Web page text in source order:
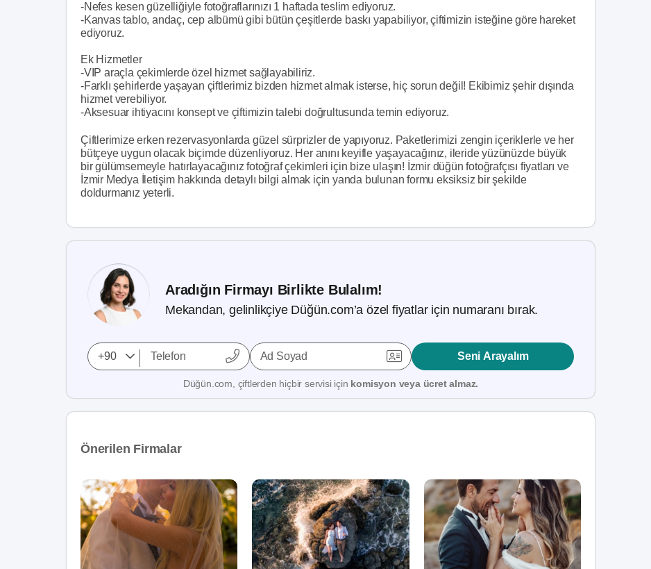
-Nefes kesen güzelliğiyle fotoğraflarınızı 1 haftada teslim ediyoruz.
-Kanvas tablo, andaç, cep albümü gibi bütün çeşitlerde baskı yapabiliyor, çiftimizin isteğine göre hareket
ediyoruz.
Ek Hizmetler
-VIP araçla çekimlerde özel hizmet sağlayabiliriz.
-Farklı şehirlerde yaşayan çiftlerimiz bizden hizmet almak isterse, hiç sorun değil! Ekibimiz şehir dışında
hizmet verebiliyor.
-Aksesuar ihtiyacını konsept ve çiftimizin talebi doğrultusunda temin ediyoruz.
Çiftlerimize erken rezervasyonlarda güzel sürprizler de yapıyoruz. Paketlerimizi zengin içeriklerle ve her
bütçeye uygun olacak biçimde düzenliyoruz. Her anını keyifle yaşayacağınız, ileride yüzünüzde büyük
bir gülümsemeyle hatırlayacağınız fotoğraf çekimleri için bize ulaşın! İzmir düğün fotoğrafçısı fiyatları ve
İzmir Medya İletişim hakkında detaylı bilgi almak için yanda bulunan formu eksiksiz bir şekilde
doldurmanız yeterli.
Aradığın Firmayı Birlikte Bulalım!
Mekandan, gelinlikçiye Düğün.com’a özel fiyatlar için numaranı bırak.
Ad Soyad Seni Arayalım
Düğün.com, çiftlerden hiçbir servisi için komisyon veya ücret almaz.
Önerilen Firmalar